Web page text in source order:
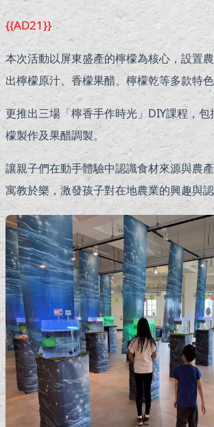
{{AD21}}
本次活動以屏東盛產的檸檬為核心，設置
出檸檬原汁、香檬果醋、檸檬乾等多款特
更推出三場「檸香手作時光」DIY課程，
檬製作及果醋調製。
讓親子們在動手體驗中認識食材來源與農
寓教於樂，激發孩子對在地農業的興趣與